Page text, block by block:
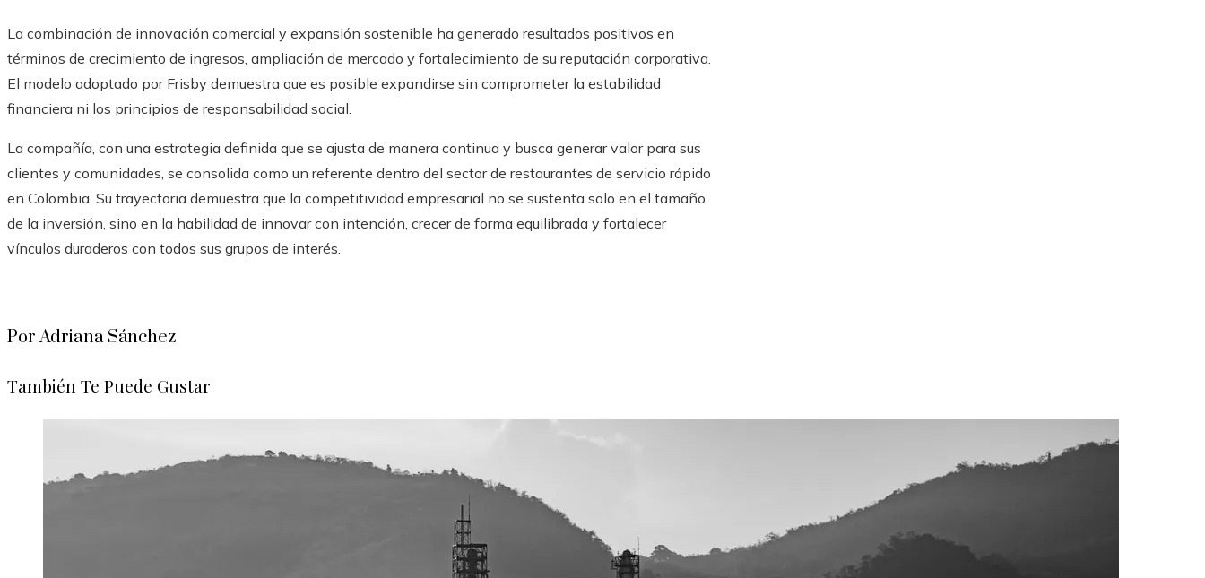
La combinación de innovación comercial y expansión sostenible ha generado resultados positivos en
términos de crecimiento de ingresos, ampliación de mercado y fortalecimiento de su reputación corporativa.
El modelo adoptado por Frisby demuestra que es posible expandirse sin comprometer la estabilidad
financiera ni los principios de responsabilidad social.
La compañía, con una estrategia definida que se ajusta de manera continua y busca generar valor para sus
clientes y comunidades, se consolida como un referente dentro del sector de restaurantes de servicio rápido
en Colombia. Su trayectoria demuestra que la competitividad empresarial no se sustenta solo en el tamaño
de la inversión, sino en la habilidad de innovar con intención, crecer de forma equilibrada y fortalecer
vínculos duraderos con todos sus grupos de interés.
Por Adriana Sánchez
También Te Puede Gustar